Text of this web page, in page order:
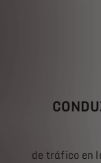
de tráfico en